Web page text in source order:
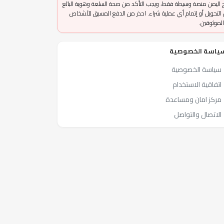
اليمن منصة وسيطة فقط، ويجب التأكد من صحة السلعة وهوية البائع
التحويل أو إتمام أي عملية شراء. احذر من الدفع المسبق للأشخاص
الخصوصية
سياسة الخصوصية
اتفاقية الاستخدام
مركز امان ومساعدة
الاتصال والتواصل